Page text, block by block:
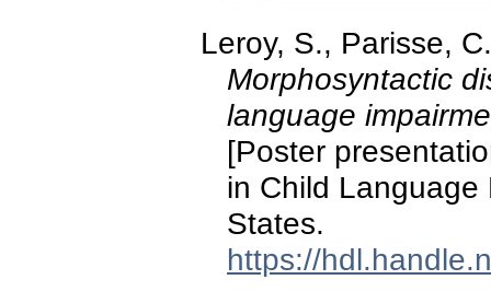
Leroy, S., Parisse,
Morphosyntactic
language
[Poster
in Child Language
States.
https://